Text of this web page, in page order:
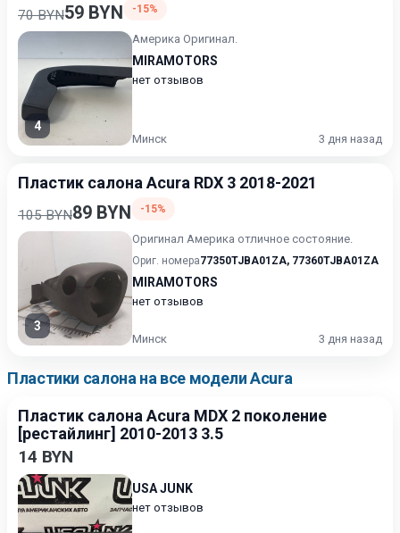
70 BYN59 BYN -15%
4
Америка Оригинал.
MIRAMOTORS
нет отзывов
Минск 3 дня назад
Пластик салона Acura RDX 3 2018-2021
105 BYN89 BYN -15%
3
Оригинал Америка отличное состояние.
Ориг. номера77350TJBA01ZA, 77360TJBA01ZA
MIRAMOTORS
нет отзывов
Минск 3 дня назад
Пластики салона на все модели Acura
Пластик салона Acura MDX 2 поколение
[рестайлинг] 2010-2013 3.5
14 BYN
USA JUNK
нет отзывов